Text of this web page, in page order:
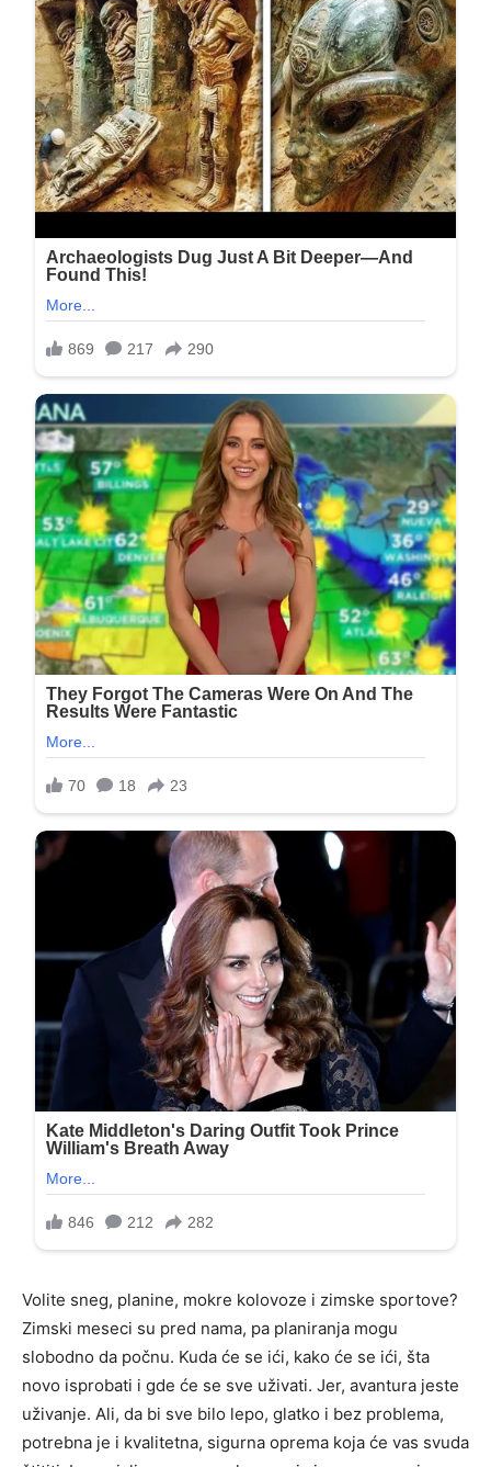
Volite sneg, planine, mokre kolovoze i zimske sportove?
Zimski meseci su pred nama, pa planiranja mogu
slobodno da počnu. Kuda će se ići, kako će se ići, šta
novo isprobati i gde će se sve uživati. Jer, avantura jeste
uživanje. Ali, da bi sve bilo lepo, glatko i bez problema,
potrebna je i kvalitetna, sigurna oprema koja će vas svuda